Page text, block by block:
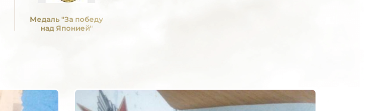
Медаль "За победу
над Японией"